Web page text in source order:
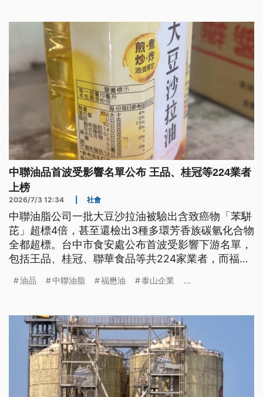
評估，暫不全面下架。
中聯油品首波受影響名單公布 王品、桂冠等224業者
上榜
2026/7/3 12:34 社會
中聯油脂公司一批大豆沙拉油被驗出含致癌物「苯駢
芘」超標4倍，甚至還檢出3種多環芳香族碳氫化合物
全都超標。台中市食安處公布首波受影響下游名單，
包括王品、桂冠、聯華食品等共224家業者，而福壽
求業者今天中午前需全數下架，若未完成，最重開罰
油品 中聯油脂 福懋油 泰山企業 ...